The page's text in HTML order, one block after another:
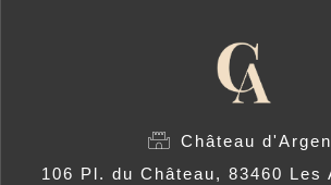
Château
106 Pl. du Château, 83460 Les